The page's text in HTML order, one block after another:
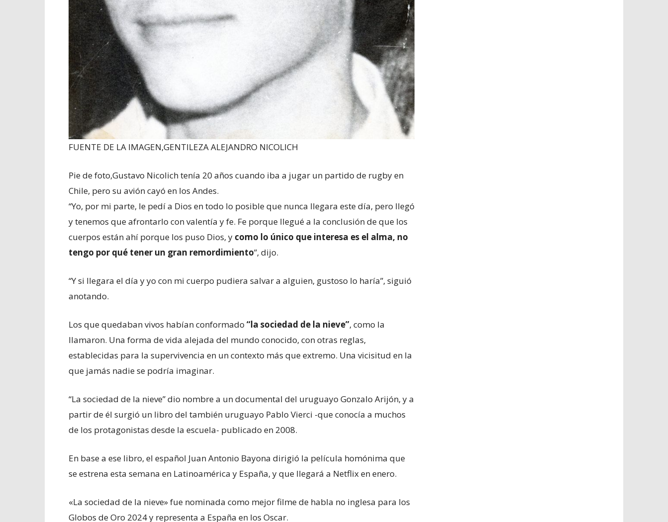
FUENTE DE LA IMAGEN,GENTILEZA ALEJANDRO NICOLICH
Pie de foto,Gustavo Nicolich tenía 20 años cuando iba a jugar un partido de rugby en
Chile, pero su avión cayó en los Andes.
“Yo, por mi parte, le pedí a Dios en todo lo posible que nunca llegara este día, pero llegó
y tenemos que afrontarlo con valentía y fe. Fe porque llegué a la conclusión de que los
cuerpos están ahí porque los puso Dios, y como lo único que interesa es el alma, no
tengo por qué tener un gran remordimiento”, dijo.
“Y si llegara el día y yo con mi cuerpo pudiera salvar a alguien, gustoso lo haría”, siguió
anotando.
Los que quedaban vivos habían conformado “la sociedad de la nieve”, como la
llamaron. Una forma de vida alejada del mundo conocido, con otras reglas,
establecidas para la supervivencia en un contexto más que extremo. Una vicisitud en la
que jamás nadie se podría imaginar.
“La sociedad de la nieve” dio nombre a un documental del uruguayo Gonzalo Arijón, y a
partir de él surgió un libro del también uruguayo Pablo Vierci -que conocía a muchos
de los protagonistas desde la escuela- publicado en 2008.
En base a ese libro, el español Juan Antonio Bayona dirigió la película homónima que
se estrena esta semana en Latinoamérica y España, y que llegará a Netflix en enero.
«La sociedad de la nieve» fue nominada como mejor filme de habla no inglesa para los
Globos de Oro 2024 y representa a España en los Oscar.